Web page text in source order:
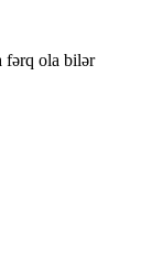
fərq ola bilər